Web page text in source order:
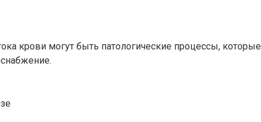
крови могут быть патологические процессы, которые